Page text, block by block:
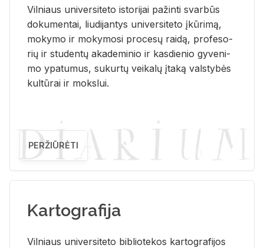
Vil­niaus uni­ver­si­te­to is­to­ri­jai pa­žin­ti svar­būs
do­ku­men­tai, liu­di­jan­tys uni­ver­si­te­to įkū­ri­mą,
mo­ky­mo ir mo­ky­mo­si pro­ce­sų rai­dą, pro­fe­so­
rių ir stu­den­tų aka­de­mi­nio ir kas­die­nio gy­ve­ni­
mo ypa­tu­mus, su­kur­tų vei­ka­lų įta­ką vals­ty­bės
kul­tū­rai ir moks­lui.
PERŽIŪRĖTI
Kartografija
Vil­niaus uni­ver­si­te­to bi­b­lio­te­kos kar­to­gra­fi­jos